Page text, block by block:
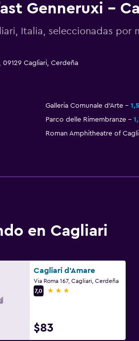
Genneruxi -
Italia, seleccionadas por
Cagliari, Cerdeña
Galleria Comunale d'Arte
Parco delle Rimembranze
Roman Amphitheatre of
en Cagliari
Cagliari d'Amare
Via Roma 167, Cagliari, Cerdeña
7,0
3 estrellas
$83